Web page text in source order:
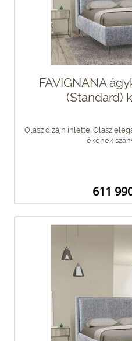
FAVIGNANA
(Standard)
Olasz dizájn ihlette. Olasz
ékének
611